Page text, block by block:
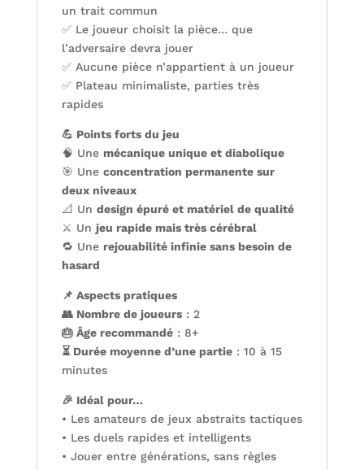
un trait commun
✅ Le joueur choisit la pièce… que
l’adversaire devra jouer
✅ Aucune pièce n’appartient à un joueur
✅ Plateau minimaliste, parties très
rapides
💪 Points forts du jeu
🧠 Une mécanique unique et diabolique
🎯 Une concentration permanente sur
deux niveaux
📐 Un design épuré et matériel de qualité
⚔️ Un jeu rapide mais très cérébral
🔁 Une rejouabilité infinie sans besoin de
hasard
📌 Aspects pratiques
👥 Nombre de joueurs: 2
🎂 Âge recommandé: 8+
⏳ Durée moyenne d’une partie: 10 à 15
minutes
🎉 Idéal pour…
• Les amateurs de jeux abstraits tactiques
• Les duels rapides et intelligents
• Jouer entre générations, sans règles